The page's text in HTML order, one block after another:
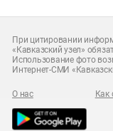
При цитировании
«Кавказский узел»
Использование фото
Интернет-СМИ
О нас Как